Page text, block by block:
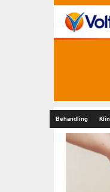
Behandling